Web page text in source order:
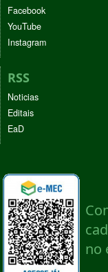
Facebook
YouTube
Instagram
RSS
Noticias
Editais
EaD